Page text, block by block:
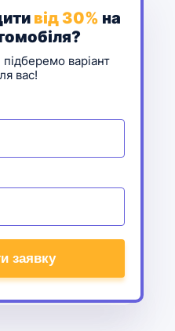
від 30% на
варіант
вас!